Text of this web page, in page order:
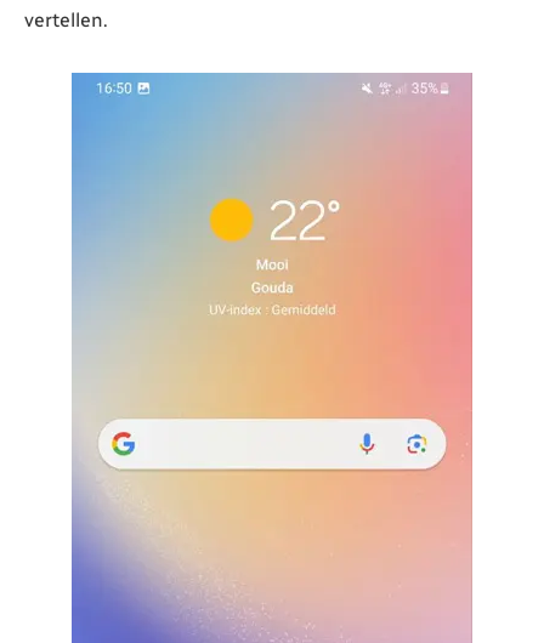
vertellen.